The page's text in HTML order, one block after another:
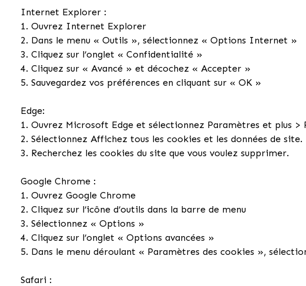
Internet Explorer :
1. Ouvrez Internet Explorer
2. Dans le menu « Outils », sélectionnez « Options Internet »
3. Cliquez sur l’onglet « Confidentialité »
4. Cliquez sur « Avancé » et décochez « Accepter »
5. Sauvegardez vos préférences en cliquant sur « OK »
Edge:
1. Ouvrez Microsoft Edge et sélectionnez Paramètres et plus
2. Sélectionnez Affichez tous les cookies et les données de site.
3. Recherchez les cookies du site que vous voulez supprimer.
Google Chrome :
1. Ouvrez Google Chrome
2. Cliquez sur l’icône d’outils dans la barre de menu
3. Sélectionnez « Options »
4. Cliquez sur l’onglet « Options avancées »
5. Dans le menu déroulant « Paramètres des cookies »,
Safari :